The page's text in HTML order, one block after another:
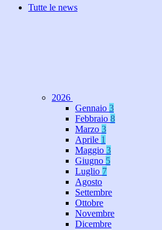
Tutte le news
2026
Gennaio 3
Febbraio 8
Marzo 3
Aprile 1
Maggio 3
Giugno 5
Luglio 7
Agosto
Settembre
Ottobre
Novembre
Dicembre